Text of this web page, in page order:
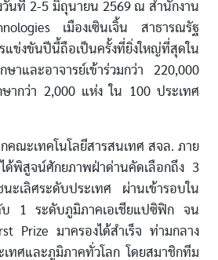
วันที่ 2-5 มิถุนายน 2569 ณ สำนักงาน
เมืองเซินเจิ้น สาธารณรัฐ
ขันปีนี้ถือเป็นครั้งที่ยิ่งใหญ่ที่สุดใน
าและอาจารย์เข้าร่วมกว่า 220,000
ากว่า 2,000 แห่ง ใน 100 ประเทศ
เทคโนโลยีสารสนเทศ สจล. ภาย
ด้พิสูจน์ศักยภาพฝ่าด่านคัดเลือกถึง 3
ะเลิศระดับประเทศ ผ่านเข้ารอบใน
บ 1 ระดับภูมิภาคเอเชียแปซิฟิก จน
Prize มาครองได้สำเร็จ ท่ามกลาง
ทศและภูมิภาคทั่วโลก โดยสมาชิกทีม